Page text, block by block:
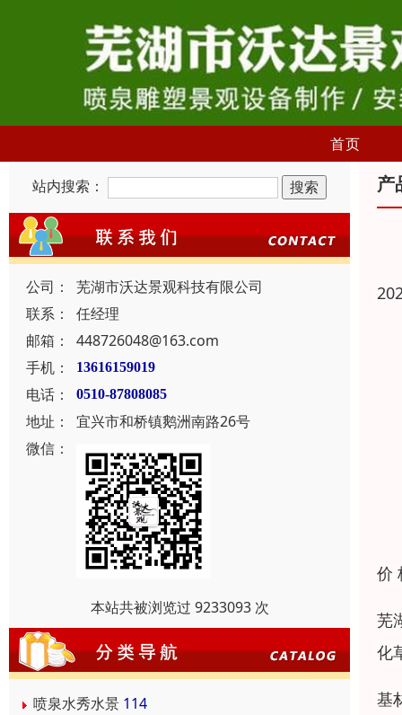
首页
站内搜索：
公司：
芜湖市沃达景观科技有限公司
联系：
任经理
邮箱：
448726048@163.com
手机：
13616159019
电话： 0510-87808085
地址：
宜兴市和桥镇鹅洲南路26号
微信：
本站共被浏览过 9233093 次
喷泉水秀水景 114
产
价
芜
化
基